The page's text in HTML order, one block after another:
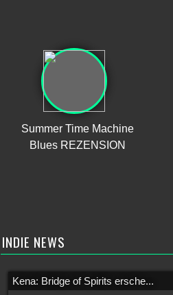
Summer Time Machine
Blues REZENSION
INDIE NEWS
Kena: Bridge of Spirits ersche...